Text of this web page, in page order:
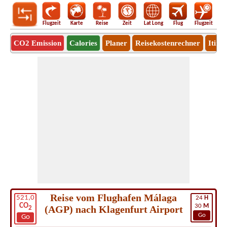
Flugzeit Karte Reise Zeit Lat Long Flug Flugzeit
CO2 Emission Calories Planer Reisekostenrechner
521,0
CO2
Go
24 H
30 M
Go
Reise vom Flughafen Málaga
(AGP) nach Klagenfurt Airport